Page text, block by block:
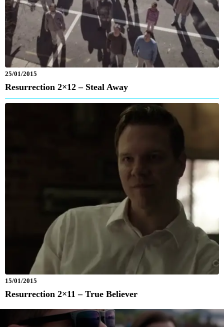
25/01/2015
Resurrection 2×12 – Steal Away
15/01/2015
Resurrection 2×11 – True Believer